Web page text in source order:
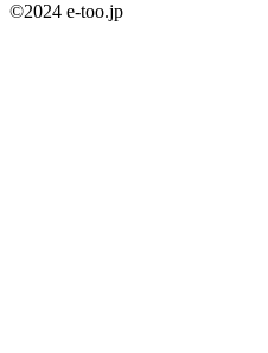
©︎2024 e-too.jp